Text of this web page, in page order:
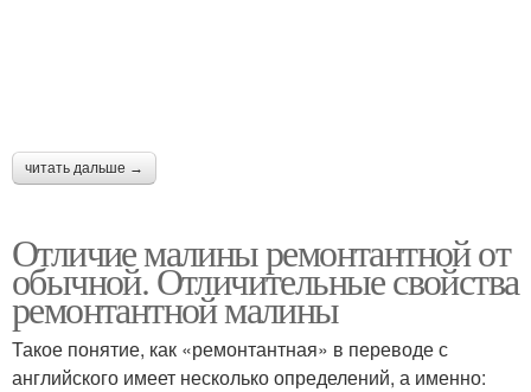
читать дальше →
Отличие малины ремонтантной от
обычной. Отличительные свойства
ремонтантной малины
Такое понятие, как «ремонтантная» в переводе с
английского имеет несколько определений, а именно: